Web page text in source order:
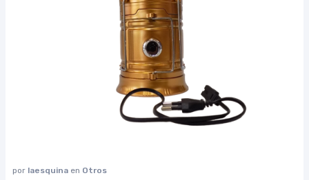
por laesquina en Otros